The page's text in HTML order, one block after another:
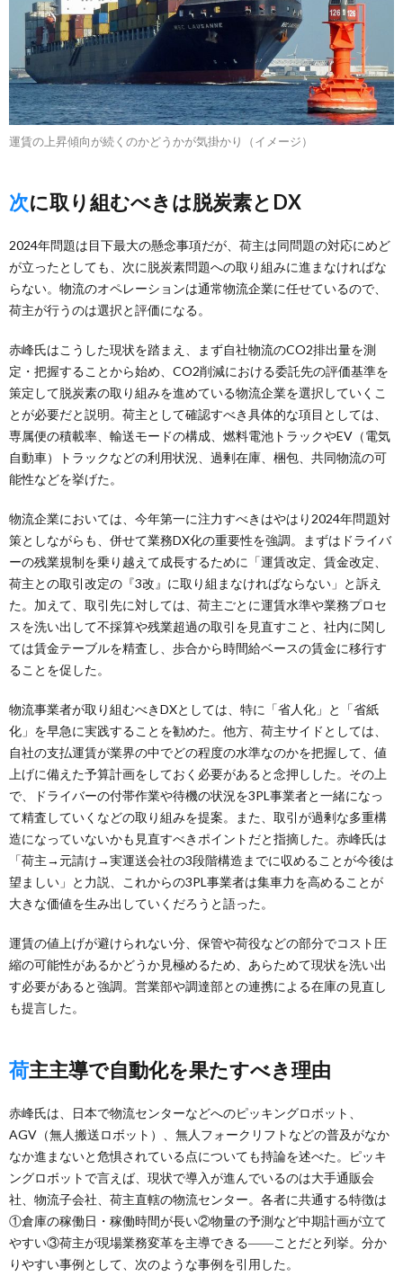
運賃の上昇傾向が続くのかどうかが気掛かり（イメージ）
次に取り組むべきは脱炭素とDX
2024年問題は目下最大の懸念事項だが、荷主は同問題の対応にめど
が立ったとしても、次に脱炭素問題への取り組みに進まなければな
らない。物流のオペレーションは通常物流企業に任せているので、
荷主が行うのは選択と評価になる。
赤峰氏はこうした現状を踏まえ、まず自社物流のCO2排出量を測
定・把握することから始め、CO2削減における委託先の評価基準を
策定して脱炭素の取り組みを進めている物流企業を選択していくこ
とが必要だと説明。荷主として確認すべき具体的な項目としては、
専属便の積載率、輸送モードの構成、燃料電池トラックやEV（電気
自動車）トラックなどの利用状況、過剰在庫、梱包、共同物流の可
能性などを挙げた。
物流企業においては、今年第一に注力すべきはやはり2024年問題対
策としながらも、併せて業務DX化の重要性を強調。まずはドライバ
ーの残業規制を乗り越えて成長するために「運賃改定、賃金改定、
荷主との取引改定の『3改』に取り組まなければならない」と訴え
た。加えて、取引先に対しては、荷主ごとに運賃水準や業務プロセ
スを洗い出して不採算や残業超過の取引を見直すこと、社内に関し
ては賃金テーブルを精査し、歩合から時間給ベースの賃金に移行す
ることを促した。
物流事業者が取り組むべきDXとしては、特に「省人化」と「省紙
化」を早急に実践することを勧めた。他方、荷主サイドとしては、
自社の支払運賃が業界の中でどの程度の水準なのかを把握して、値
上げに備えた予算計画をしておく必要があると念押しした。その上
で、ドライバーの付帯作業や待機の状況を3PL事業者と一緒になっ
て精査していくなどの取り組みを提案。また、取引が過剰な多重構
造になっていないかも見直すべきポイントだと指摘した。赤峰氏は
「荷主→元請け→実運送会社の3段階構造までに収めることが今後は
望ましい」と力説、これからの3PL事業者は集車力を高めることが
大きな価値を生み出していくだろうと語った。
運賃の値上げが避けられない分、保管や荷役などの部分でコスト圧
縮の可能性があるかどうか見極めるため、あらためて現状を洗い出
す必要があると強調。営業部や調達部との連携による在庫の見直し
も提言した。
荷主主導で自動化を果たすべき理由
赤峰氏は、日本で物流センターなどへのピッキングロボット、
AGV（無人搬送ロボット）、無人フォークリフトなどの普及がなか
なか進まないと危惧されている点についても持論を述べた。ピッキ
ングロボットで言えば、現状で導入が進んでいるのは大手通販会
社、物流子会社、荷主直轄の物流センター。各者に共通する特徴は
①倉庫の稼働日・稼働時間が長い②物量の予測など中期計画が立て
やすい③荷主が現場業務変革を主導できる――ことだと列挙。分か
りやすい事例として、次のような事例を引用した。